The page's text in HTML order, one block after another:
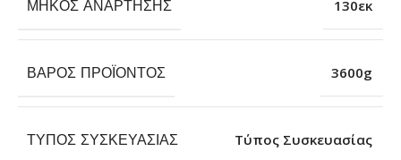
ΜΉΚΟΣ ΑΝΆΡΤΗΣΗΣ 130εκ
ΒΆΡΟΣ ΠΡΟΪΌΝΤΟΣ 3600g
ΤΎΠΟΣ ΣΥΣΚΕΥΑΣΊΑΣ Τύπος Συσκευασίας